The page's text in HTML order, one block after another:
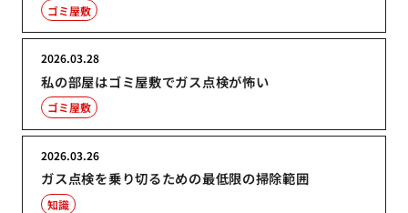
ゴミ屋敷
私の部屋はゴミ屋敷でガス点検が怖い
2026.03.28
ゴミ屋敷
ガス点検を乗り切るための最低限の掃除範囲
2026.03.26
知識